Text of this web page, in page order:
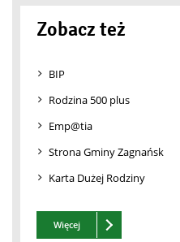
Zobacz też
BIP
Rodzina 500 plus
Emp@tia
Strona Gminy Zagnańsk
Karta Dużej Rodziny
WięcejZobacz też